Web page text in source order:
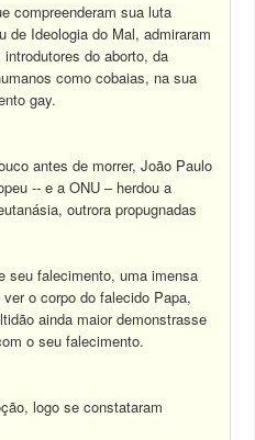
compreenderam sua luta
de Ideologia do Mal, admiraram
do aborto, da
como cobaias, na sua
gay.
antes de morrer, João Paulo
-- e a ONU – herdou a
outrora propugnadas
seu falecimento, uma imensa
o corpo do falecido Papa,
ainda maior demonstrasse
o seu falecimento.
logo se constataram